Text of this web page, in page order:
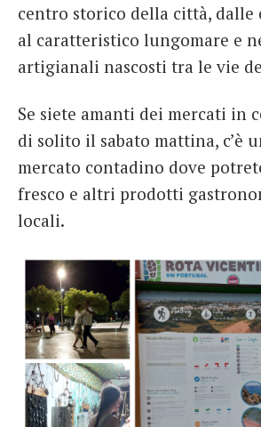
centro storico della città, dalle
al caratteristico lungomare e
artigianali nascosti tra le vie
Se siete amanti dei mercati in
di solito il sabato mattina, c’è
mercato contadino dove
fresco e altri prodotti
locali.